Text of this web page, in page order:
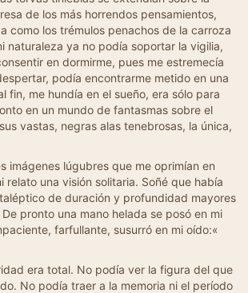
de los más horrendos pensamientos,
como los trémulos penachos de la carroza
naturaleza ya no podía soportar la vigilia,
en dormirme, pues me estremecía
podía encontrarme metido en una
fin, me hundía en el sueño, era sólo para
en un mundo de fantasmas sobre el
vastas, negras alas tenebrosas, la única,
imágenes lúgubres que me oprimían en
relato una visión solitaria. Soñé que había
de duración y profundidad mayores
pronto una mano helada se posó en mi
farfullante, susurró en mi oído:«
era total. No podía ver la figura del que
No podía traer a la memoria ni el período